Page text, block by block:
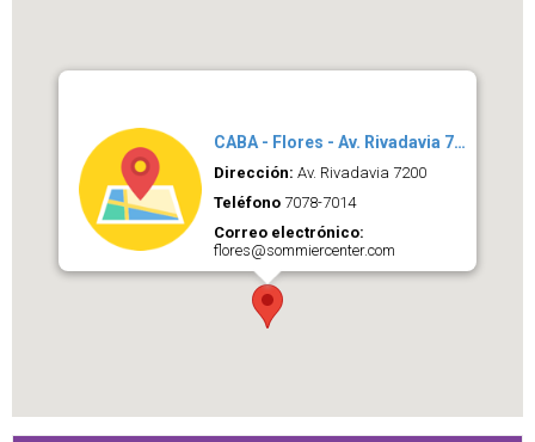
CABA - Flores - Av. Rivadavia 7200
Dirección: Av. Rivadavia 7200
Teléfono7078-7014
Correo electrónico:
flores@sommiercenter.com